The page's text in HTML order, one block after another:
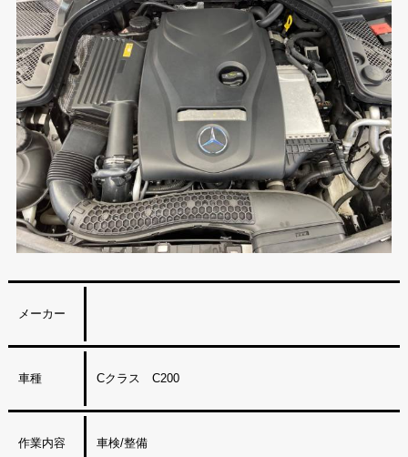
メーカー
車種 Cクラス C200
作業内容 車検/整備